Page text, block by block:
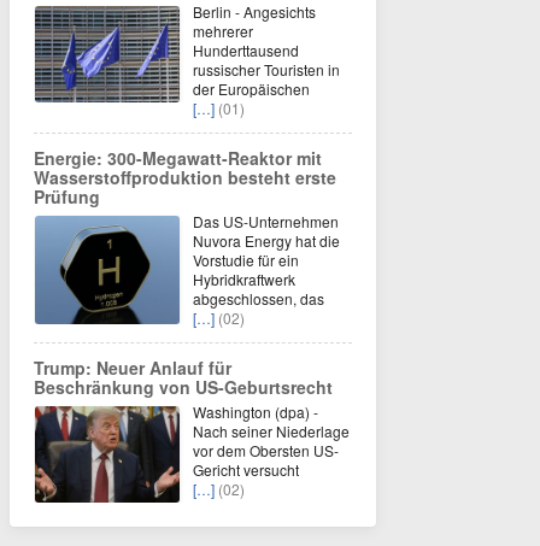
Berlin - Angesichts
mehrerer
Hunderttausend
russischer Touristen in
der Europäischen
[…] (01)
Energie: 300-Megawatt-Reaktor mit
Wasserstoffproduktion besteht erste
Prüfung
Das US-Unternehmen
Nuvora Energy hat die
Vorstudie für ein
Hybridkraftwerk
abgeschlossen, das
[…] (02)
Trump: Neuer Anlauf für
Beschränkung von US-Geburtsrecht
Washington (dpa) -
Nach seiner Niederlage
vor dem Obersten US-
Gericht versucht
[…] (02)